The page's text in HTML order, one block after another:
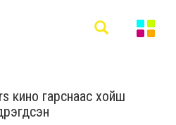
кино гарснаас хойш